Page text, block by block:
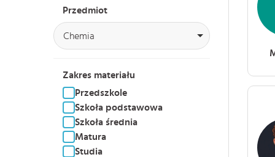
Przedmiot
Chemia
Zakres materiału
Przedszkole
Szkoła podstawowa
Szkoła średnia
Matura
Studia